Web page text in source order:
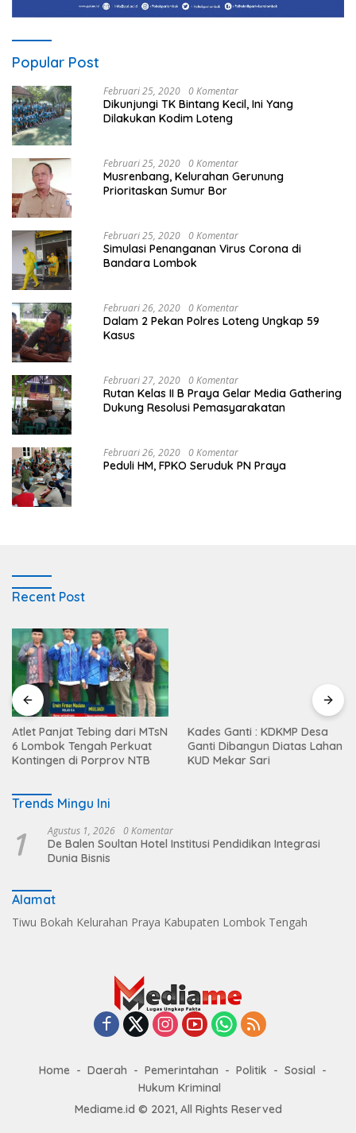
Popular Post
Februari 25, 2020 0 Komentar
Dikunjungi TK Bintang Kecil, Ini Yang
Dilakukan Kodim Loteng
Februari 25, 2020 0 Komentar
Musrenbang, Kelurahan Gerunung
Prioritaskan Sumur Bor
Februari 25, 2020 0 Komentar
Simulasi Penanganan Virus Corona di
Bandara Lombok
Februari 26, 2020 0 Komentar
Dalam 2 Pekan Polres Loteng Ungkap 59
Kasus
Februari 27, 2020 0 Komentar
Rutan Kelas II B Praya Gelar Media Gathering
Dukung Resolusi Pemasyarakatan
Februari 26, 2020 0 Komentar
Peduli HM, FPKO Seruduk PN Praya
Recent Post
Atlet Panjat Tebing dari MTsN
6 Lombok Tengah Perkuat
Kontingen di Porprov NTB
Kades Ganti : KDKMP Desa
Ganti Dibangun Diatas Lahan
KUD Mekar Sari
Trends Mingu Ini
1 Agustus 1, 2026 0 Komentar
De Balen Soultan Hotel Institusi Pendidikan Integrasi
Dunia Bisnis
Alamat
Tiwu Bokah Kelurahan Praya Kabupaten Lombok Tengah
Home Daerah Pemerintahan Politik
Sosial
Hukum Kriminal
Mediame.id © 2021, All Rights Reserved